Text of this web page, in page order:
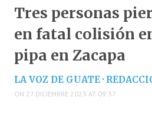
Tres personas
en fatal colisión
pipa en Zacapa
LA VOZ DE GUATE ·
ON 27 DICIEMBRE 2023 AT 09:37